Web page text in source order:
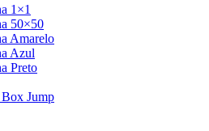
1×1
50×50
Amarelo
Azul
Preto
Jump